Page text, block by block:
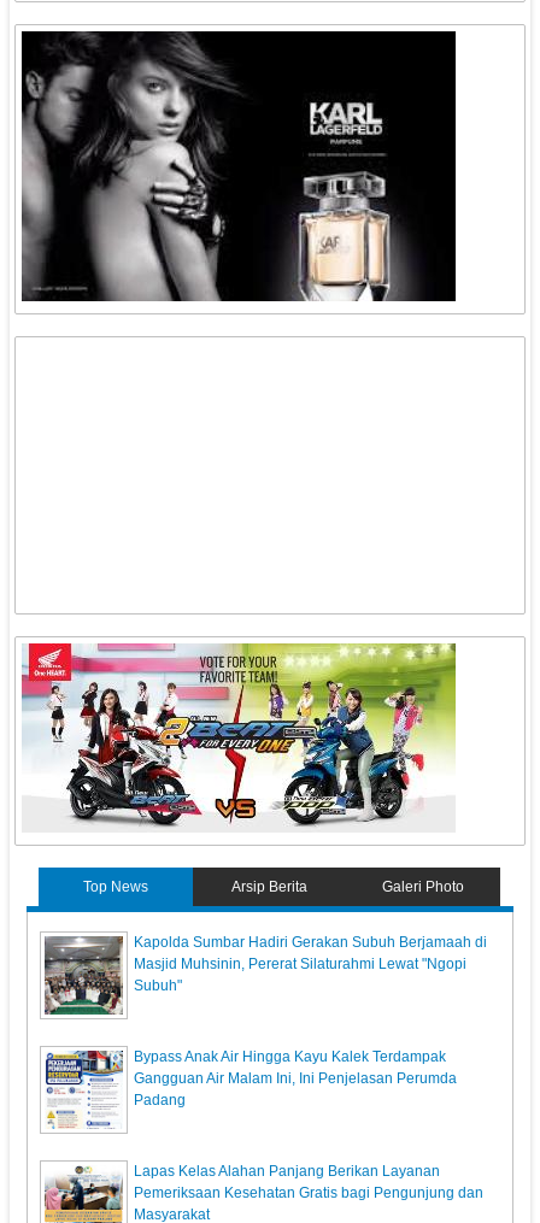
Top News Arsip Berita Galeri Photo
Kapolda Sumbar Hadiri Gerakan Subuh Berjamaah di
Masjid Muhsinin, Pererat Silaturahmi Lewat "Ngopi
Subuh"
Bypass Anak Air Hingga Kayu Kalek Terdampak
Gangguan Air Malam Ini, Ini Penjelasan Perumda
Padang
Lapas Kelas Alahan Panjang Berikan Layanan
Pemeriksaan Kesehatan Gratis bagi Pengunjung dan
Masyarakat